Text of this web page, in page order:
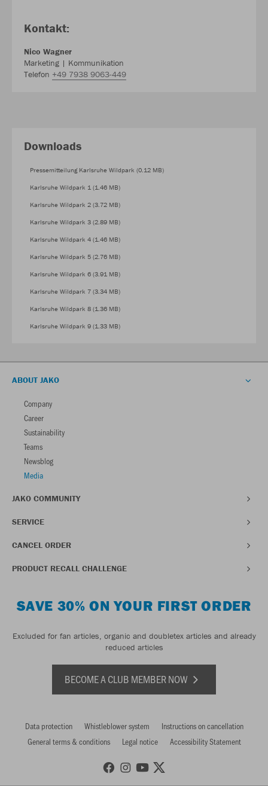
Kontakt:
Nico Wagner
Marketing | Kommunikation
Telefon +49 7938 9063-449
Downloads
Pressemitteilung Karlsruhe Wildpark (0.12 MB)
Karlsruhe Wildpark 1 (1.46 MB)
Karlsruhe Wildpark 2 (3.72 MB)
Karlsruhe Wildpark 3 (2.89 MB)
Karlsruhe Wildpark 4 (1.46 MB)
Karlsruhe Wildpark 5 (2.76 MB)
Karlsruhe Wildpark 6 (3.91 MB)
Karlsruhe Wildpark 7 (3.34 MB)
Karlsruhe Wildpark 8 (1.36 MB)
Karlsruhe Wildpark 9 (1.33 MB)
ABOUT JAKO
Company
Career
Sustainability
Teams
Newsblog
Media
JAKO COMMUNITY
SERVICE
CANCEL ORDER
PRODUCT RECALL CHALLENGE
SAVE 30% ON YOUR FIRST ORDER
Excluded for fan articles, organic and doubletex articles and already
reduced articles
BECOME A CLUB MEMBER NOW
Data protection Whistleblower system
Instructions on cancellation
General terms & conditions
Legal notice Accessibility Statement